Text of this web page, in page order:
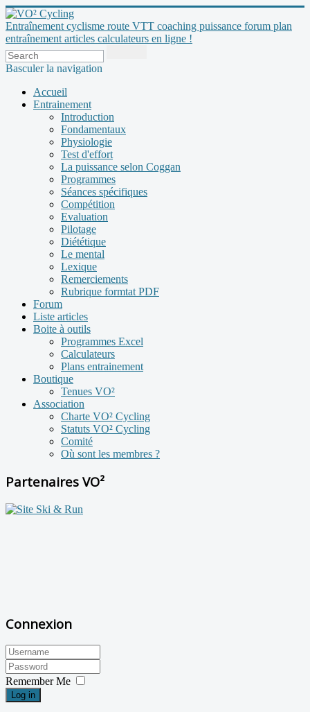
Entraînement cyclisme route VTT coaching puissance forum plan
entraînement articles calculateurs en ligne !
Basculer la navigation
Accueil
Entrainement
Introduction
Fondamentaux
Physiologie
Test d'effort
La puissance selon Coggan
Programmes
Séances spécifiques
Compétition
Evaluation
Pilotage
Diététique
Le mental
Lexique
Remerciements
Rubrique formtat PDF
Forum
Liste articles
Boite à outils
Programmes Excel
Calculateurs
Plans entrainement
Boutique
Tenues VO²
Association
Charte VO² Cycling
Statuts VO² Cycling
Comité
Où sont les membres ?
Partenaires VO²
Connexion
Remember Me
Log in